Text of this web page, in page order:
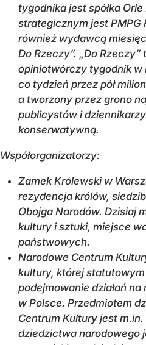
tygodnika jest spółka
strategicznym jest PMPG
również wydawcą
Do Rzeczy”. „Do
opiniotwórczy tygodnik w
co tydzień przez pół
a tworzony przez grono
publicystów i
konserwatywną.
Współorganizatorzy:
Zamek Królewski w
rezydencja królów,
Obojga Narodów. Dzisiaj
kultury i sztuki, miejsce
państwowych.
Narodowe Centrum
kultury, której
podejmowanie działań
w Polsce. Przedmiotem
Centrum Kultury jest
dziedzictwa narodowego